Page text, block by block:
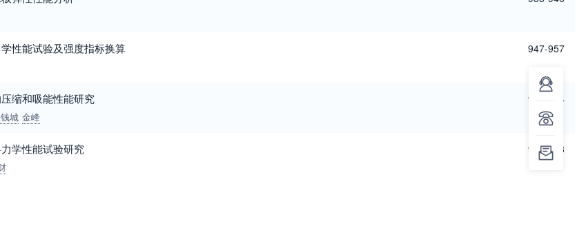
性能试验及强度指标换算 947-957
缩和吸能性能研究
城 金峰
958-964
学性能试验研究 965-973